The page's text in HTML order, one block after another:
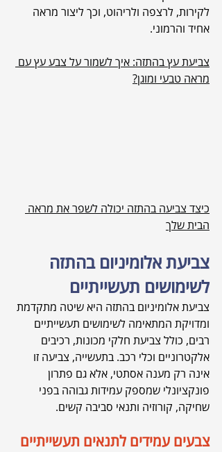
לקירות, לרצפה ולריהוט, וכך ליצור מראה
אחיד והרמוני.
צביעת עץ בהתזה: איך לשמור על צבע עץ עם
מראה טבעי ומוגן?
כיצד צביעה בהתזה יכולה לשפר את מראה
הבית שלך
צביעת אלומיניום בהתזה
לשימושים תעשייתיים
צביעת אלומיניום בהתזה היא שיטה מתקדמת
ומדויקת המתאימה לשימושים תעשייתיים
רבים, כולל צביעת חלקי מכונות, רכיבים
אלקטרוניים וכלי רכב. בתעשייה, צביעה זו
אינה רק מענה אסתטי, אלא גם פתרון
פונקציונלי שמספק עמידות גבוהה בפני
שחיקה, קורוזיה ותנאי סביבה קשים.
צבעים עמידים לתנאים תעשייתיים